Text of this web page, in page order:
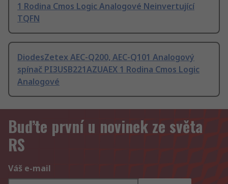
1 Rodina Cmos Logic Analogové Neinvertující
TQFN
DiodesZetex AEC-Q200, AEC-Q101 Analogový
spínač PI3USB221AZUAEX 1 Rodina Cmos Logic
Analogové
Buďte první u novinek ze světa
RS
Váš e-mail